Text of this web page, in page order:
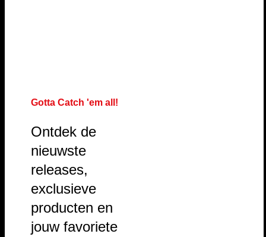
Gotta Catch 'em all!
Ontdek de
nieuwste
releases,
exclusieve
producten en
jouw favoriete